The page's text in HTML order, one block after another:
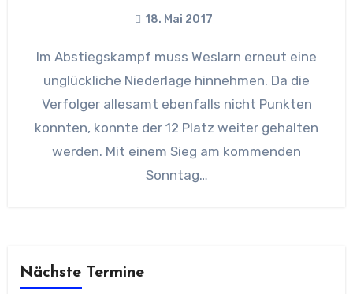
18. Mai 2017
Im Abstiegskampf muss Weslarn erneut eine
unglückliche Niederlage hinnehmen. Da die
Verfolger allesamt ebenfalls nicht Punkten
konnten, konnte der 12 Platz weiter gehalten
werden. Mit einem Sieg am kommenden
Sonntag…
Nächste Termine